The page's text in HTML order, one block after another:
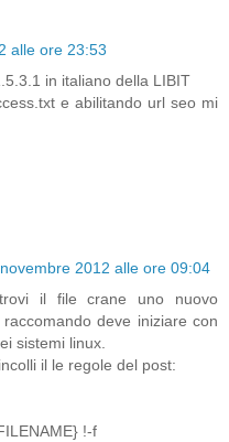
alle ore 23:53
in italiano della LIBIT
e abilitando url seo mi
2012 alle ore 09:04
il file crane uno nuovo
deve iniziare con
sistemi linux.
il le regole del post:
!-f